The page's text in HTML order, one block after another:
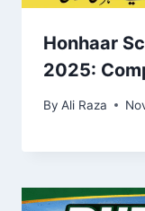
Honhaar
2025:
By Ali Raza